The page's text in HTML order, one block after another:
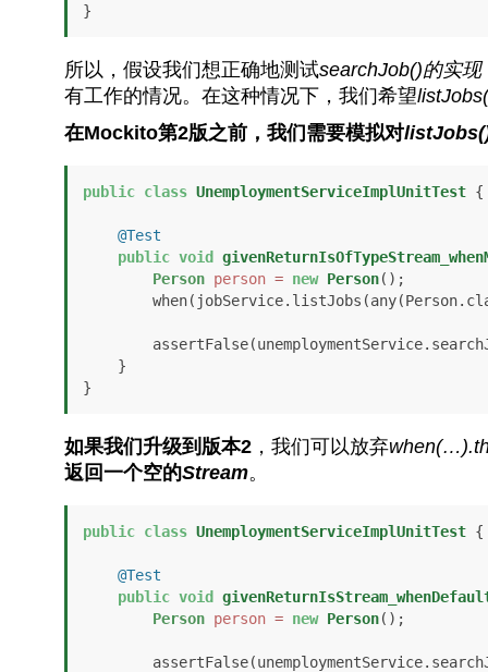
}
所以，假设我们想正确地测试searchJob()的实现
有工作的情况。在这种情况下，我们希望
在Mockito第2版之前，我们需要模拟对
public class UnemploymentServiceImplUnitTest {
@Test
public void
Person person = new Person();
}
如果我们升级到版本2，我们可以放弃
返回一个空的Stream。
public class UnemploymentServiceImplUnitTest {
@Test
public void
Person person = new Person();